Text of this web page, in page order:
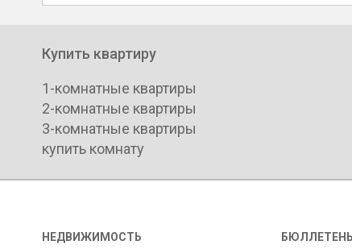
Купить квартиру
1-комнатные квартиры
2-комнатные квартиры
3-комнатные квартиры
купить комнату
НЕДВИЖИМОСТЬ